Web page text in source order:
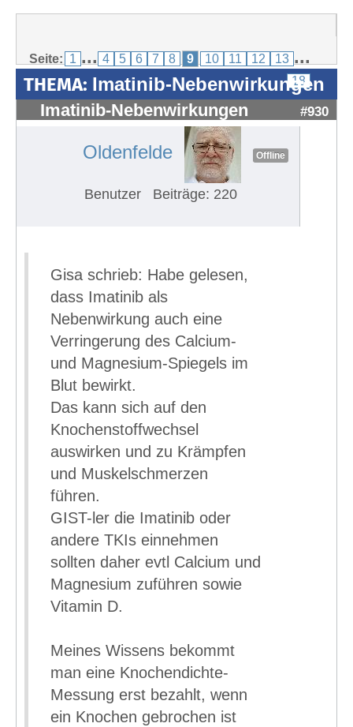
Seite: 1 ... 4 5 6 7 8 9 10 11 12 13 ...
18
THEMA: Imatinib-Nebenwirkungen
Imatinib-Nebenwirkungen #930
Oldenfelde Offline
Benutzer Beiträge: 220
Gisa schrieb: Habe gelesen,
dass Imatinib als
Nebenwirkung auch eine
Verringerung des Calcium-
und Magnesium-Spiegels im
Blut bewirkt.
Das kann sich auf den
Knochenstoffwechsel
auswirken und zu Krämpfen
und Muskelschmerzen
führen.
GIST-ler die Imatinib oder
andere TKIs einnehmen
sollten daher evtl Calcium und
Magnesium zuführen sowie
Vitamin D.
Meines Wissens bekommt
man eine Knochendichte-
Messung erst bezahlt, wenn
ein Knochen gebrochen ist